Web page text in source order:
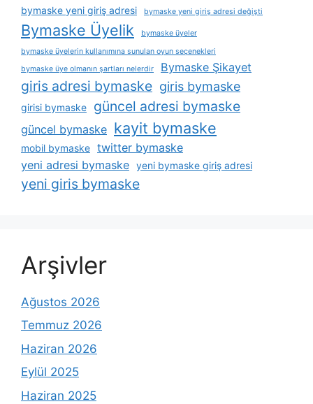
bymaske yeni giriş adresi
bymaske yeni giriş adresi değişti
Bymaske Üyelik
bymaske üyeler
bymaske üyelerin kullanımına sunulan oyun seçenekleri
bymaske üye olmanın şartları nelerdir
Bymaske Şikayet
giris adresi bymaske giris bymaske
girisi bymaske güncel adresi bymaske
güncel bymaske kayit bymaske
mobil bymaske twitter bymaske
yeni adresi bymaske yeni bymaske giriş adresi
yeni giris bymaske
Arşivler
Ağustos 2026
Temmuz 2026
Haziran 2026
Eylül 2025
Haziran 2025